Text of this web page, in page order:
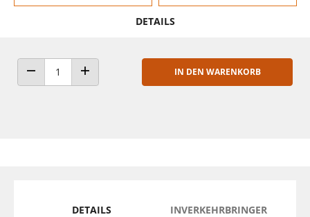
DETAILS
ANZAHL VERRINGERNANZAHL ERHÖHEN
IN DEN WARENKORB
DETAILS INVERKEHRBRINGER